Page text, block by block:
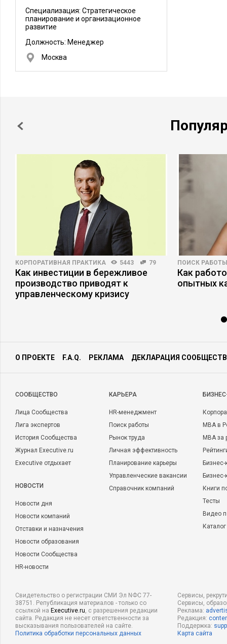
Специализация: Стратегическое
планирование и организационное
развитие
Должность: Менеджер
Москва
КОРПОРАТИВНАЯ ПРАКТИКА 5443 79
Как инвестиции в бережливое
производство приводят к
управленческому кризису
ПОИСК РАБОТЫ
Как
опытных
О ПРОЕКТЕ F.A.Q. РЕКЛАМА ДЕКЛАРАЦИЯ
CООБЩЕСТВО
Лица Сообщества
Лига экспертов
История Сообщества
Журнал Executive.ru
Executive отдыхает
НОВОСТИ
Новости дня
Новости компаний
Отставки и назначения
Новости образования
Новости Сообщества
HR-новости
КАРЬЕРА
HR-менеджмент
Поиск работы
Рынок труда
Личная эффективность
Планирование карьеры
Управленческие вакансии
Справочник компаний
MBA в
MBA
Бизнес-
Книги
Тесты
Видео
Свидетельство о регистрации СМИ Эл NФС 77-
38751. Републикация материалов - только со
ссылкой на Executive.ru, с разрешения редакции
сайта. Редакция не несет ответственности за
высказывания пользователей на сайте.
Политика обработки персональных данных
Сервисы,
Сервисы,
Реклама:
Редакция:
Поддержка:
Карта сайта